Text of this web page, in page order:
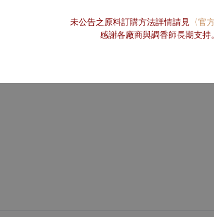
未公告之原料訂購方法詳情請見 〈官
感謝各廠商與調香師長期支持。